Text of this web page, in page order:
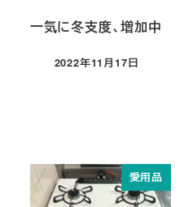
一気に冬支度、増加中
投稿日
2022年11月17日
愛用品